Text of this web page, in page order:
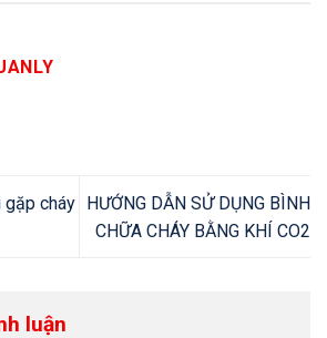
gặp cháy HƯỚNG DẪN SỬ DỤNG BÌNH
CHỮA CHÁY BẰNG KHÍ CO2
luận